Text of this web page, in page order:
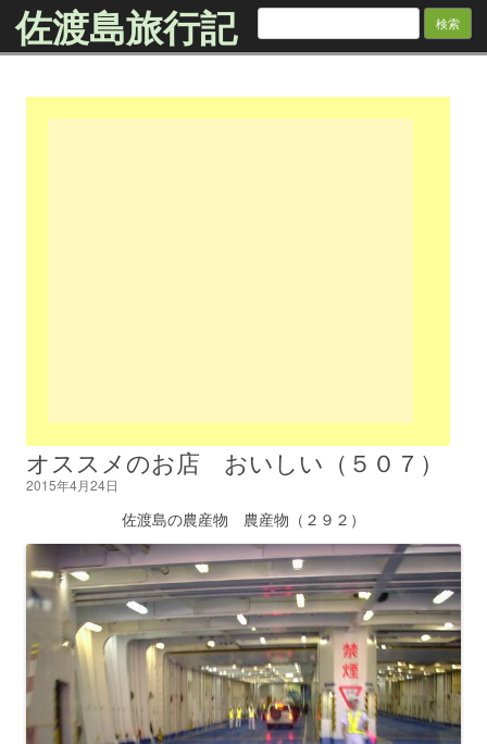
佐渡島旅行記 検
オススメのお店 おいしい（５０７）
2015年4月24日
佐渡島の農産物 農産物（２９２）